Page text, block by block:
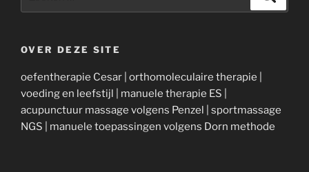
OVER DEZE SITE
oefentherapie Cesar | orthomoleculaire therapie |
voeding en leefstijl | manuele therapie ES |
acupunctuur massage volgens Penzel | sportmassage
NGS | manuele toepassingen volgens Dorn methode